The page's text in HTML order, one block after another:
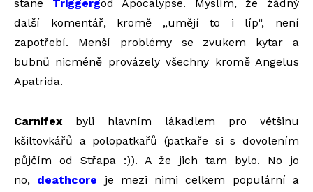
stane Triggergod Apocalypse. Myslím, že žádný
další komentář, kromě „umějí to i líp“, není
zapotřebí. Menší problémy se zvukem kytar a
bubnů nicméně provázely všechny kromě Angelus
Apatrida.
Carnifex byli hlavním lákadlem pro většinu
kšiltovkářů a polopatkařů (patkaře si s dovolením
půjčím od Střapa :)). A že jich tam bylo. No jo
no, deathcore je mezi nimi celkem populární a